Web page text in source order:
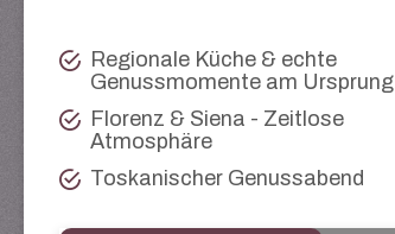
Regionale Küche & echte
Genussmomente am Ursprung
Florenz & Siena - Zeitlose
Atmosphäre
Toskanischer Genussabend